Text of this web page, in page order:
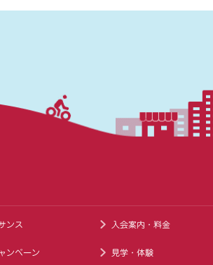
ンス
ンペーン
入会案内・料金
見学・体験